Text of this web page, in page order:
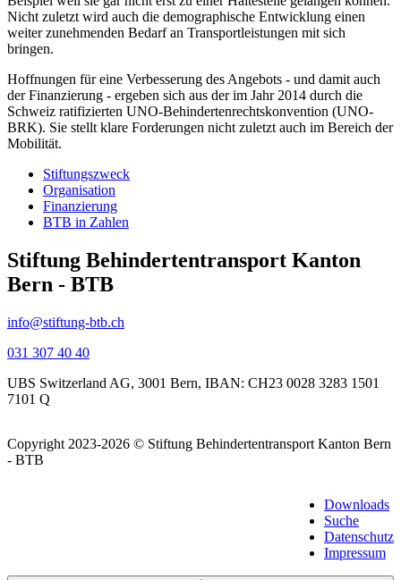
Nicht zuletzt wird auch die demographische Entwicklung einen
weiter zunehmenden Bedarf an Transportleistungen mit sich
bringen.
Hoffnungen für eine Verbesserung des Angebots - und damit auch
der Finanzierung - ergeben sich aus der im Jahr 2014 durch die
Schweiz ratifizierten UNO-Behindertenrechtskonvention (UNO-
BRK). Sie stellt klare Forderungen nicht zuletzt auch im Bereich der
Mobilität.
Stiftungszweck
Organisation
Finanzierung
BTB in Zahlen
Stiftung Behindertentransport Kanton
Bern - BTB
info@stiftung-btb.ch
031 307 40 40
UBS Switzerland AG, 3001 Bern, IBAN: CH23 0028 3283 1501
7101 Q
Copyright 2023-2026 © Stiftung Behindertentransport Kanton Bern
- BTB
Downloads
Suche
Datenschutz
Impressum